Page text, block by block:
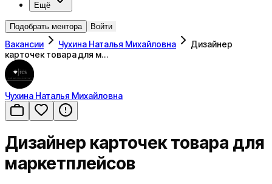
Ещё
Подобрать ментора Войти
Вакансии Чухина Наталья Михайловна
Дизайнер
карточек товара для м…
Чухина Наталья Михайловна
Дизайнер карточек товара для
маркетплейсов